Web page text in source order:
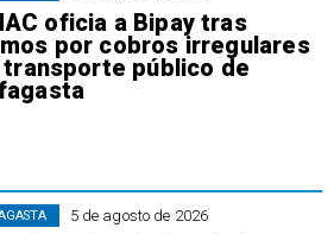
oficia a Bipay tras
por cobros irregulares
transporte público de
5 de agosto de 2026